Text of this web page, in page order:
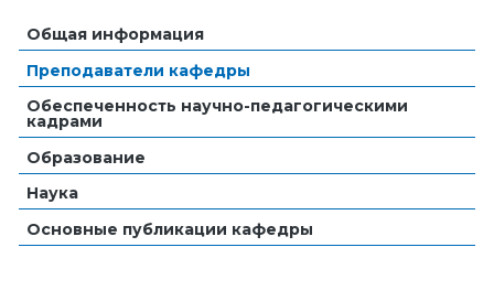
Общая информация
Преподаватели кафедры
Обеспеченность научно-педагогическими
кадрами
Образование
Наука
Основные публикации кафедры